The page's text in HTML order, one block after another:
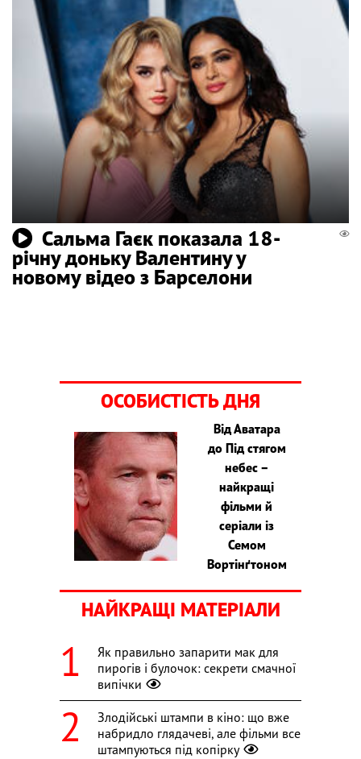
Сальма Гаєк показала 18-
річну доньку Валентину у
новому відео з Барселони
ОСОБИСТІСТЬ ДНЯ
Від Аватара
до Під стягом
небес –
найкращі
фільми й
серіали із
Семом
Вортінґтоном
НАЙКРАЩІ МАТЕРІАЛИ
Як правильно запарити мак для
пирогів і булочок: секрети смачної
випічки
Злодійські штампи в кіно: що вже
набридло глядачеві, але фільми все
штампуються під копірку